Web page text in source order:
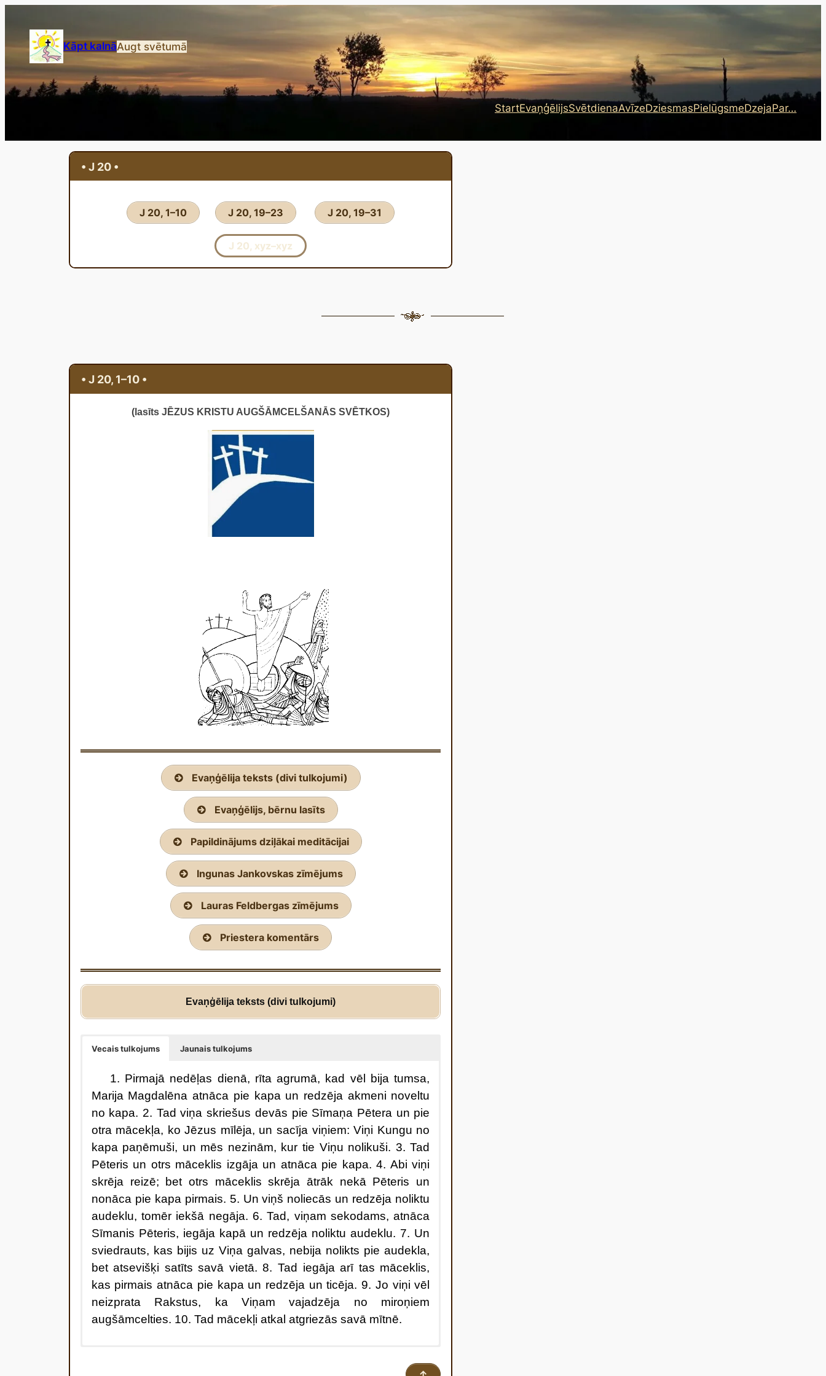
treści
Kāpt kalnāAugt svētumā
StartEvaņģēlijsSvētdienaAvīzeDziesmasPielūgsmeDzejaPar…
• J 20 •
J 20, 1–10 J 20, 19–23 J 20, 19–31
J 20, xyz–xyz
• J 20, 1–10 •
(lasīts JĒZUS KRISTU AUGŠĀMCELŠANĀS SVĒTKOS)
Evaņģēlija teksts (divi tulkojumi)
Evaņģēlijs, bērnu lasīts
Papildinājums dziļākai meditācijai
Ingunas Jankovskas zīmējums
Lauras Feldbergas zīmējums
Priestera komentārs
Evaņģēlija teksts (divi tulkojumi)
Vecais tulkojums Jaunais tulkojums
1. Pirmajā nedēļas dienā, rīta agrumā, kad vēl bija tumsa,
Marija Magdalēna atnāca pie kapa un redzēja akmeni noveltu
no kapa. 2. Tad viņa skriešus devās pie Sīmaņa Pētera un pie
otra mācekļa, ko Jēzus mīlēja, un sacīja viņiem: Viņi Kungu no
kapa paņēmuši, un mēs nezinām, kur tie Viņu nolikuši. 3. Tad
Pēteris un otrs māceklis izgāja un atnāca pie kapa. 4. Abi viņi
skrēja reizē; bet otrs māceklis skrēja ātrāk nekā Pēteris un
nonāca pie kapa pirmais. 5. Un viņš noliecās un redzēja noliktu
audeklu, tomēr iekšā negāja. 6. Tad, viņam sekodams, atnāca
Sīmanis Pēteris, iegāja kapā un redzēja noliktu audeklu. 7. Un
sviedrauts, kas bijis uz Viņa galvas, nebija nolikts pie audekla,
bet atsevišķi satīts savā vietā. 8. Tad iegāja arī tas māceklis,
kas pirmais atnāca pie kapa un redzēja un ticēja. 9. Jo viņi vēl
neizprata Rakstus, ka Viņam vajadzēja no miroņiem
augšāmcelties. 10. Tad mācekļi atkal atgriezās savā mītnē.
Marija Magdalēna nāca pie kapa un redzēja akmeni no kapa